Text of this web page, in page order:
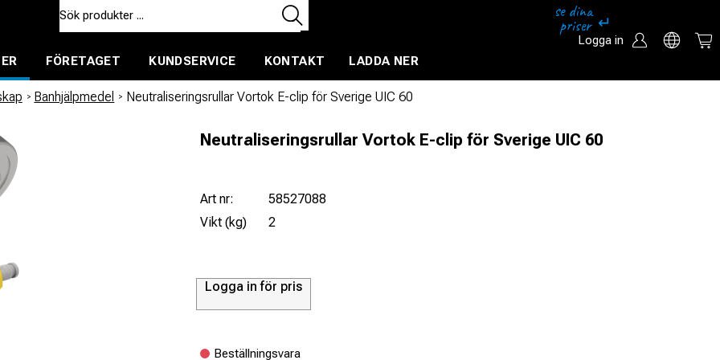
Logga in
FÖRETAGET KUNDSERVICE KONTAKT LADDA NER
/ Banhjälpmedel / Neutraliseringsrullar Vortok E-clip för Sverige UIC 60
Neutraliseringsrullar Vortok E-clip för Sverige UIC 60
Art nr:
58527088
Vikt (kg)
2
Logga in för pris
Beställningsvara